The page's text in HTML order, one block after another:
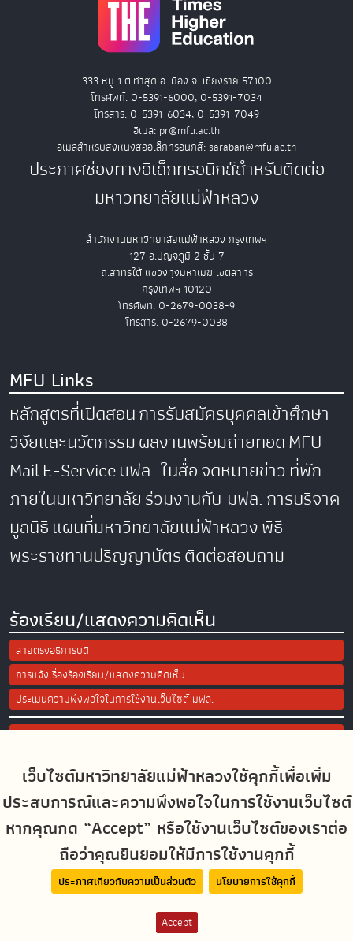
เว็บไซต์มหาวิทยาลัยแม่ฟ้าหลวงใช้คุกกี้เพื่อเพิ่ม
ประสบการณ์และความพึงพอใจในการใช้งานเว็บไซต์
หากคุณกด “Accept” หรือใช้งานเว็บไซต์ของเราต่อ
ถือว่าคุณยินยอมให้มีการใช้งานคุกกี้
ประกาศเกี่ยวกับความเป็นส่วนตัว นโยบายการใช้คุกกี้
Accept
333 หมู่ 1 ต.ท่าสุด อ.เมือง จ. เชียงราย 57100
โทรศัพท์. 0-5391-6000, 0-5391-7034
โทรสาร. 0-5391-6034, 0-5391-7049
อีเมล: pr@mfu.ac.th
อีเมลสำหรับส่งหนังสืออิเล็กทรอนิกส์: saraban@mfu.ac.th
ประกาศช่องทางอิเล็กทรอนิกส์สำหรับติดต่อ
มหาวิทยาลัยแม่ฟ้าหลวง
สำนักงานมหาวิทยาลัยแม่ฟ้าหลวง กรุงเทพฯ
127 อ.ปัญจภูมิ 2 ชั้น 7
ถ.สาทรใต้ แขวงทุ่งมหาเมฆ เขตสาทร
กรุงเทพฯ 10120
โทรศัพท์. 0-2679-0038-9
โทรสาร. 0-2679-0038
MFU Links
หลักสูตรที่เปิดสอนการรับสมัครบุคคลเข้าศึกษา
วิจัยและนวัตกรรมผลงานพร้อมถ่ายทอดMFU
MailE-Serviceมฟล. ในสื่อจดหมายข่าวที่พัก
ภายในมหาวิทยาลัยร่วมงานกับ มฟล.การบริจาค
มูลนิธิแผนที่มหาวิทยาลัยแม่ฟ้าหลวงพิธี
พระราชทานปริญญาบัตรติดต่อสอบถาม
ร้องเรียน/แสดงความคิดเห็น
สายตรงอธิการบดี
การแจ้งเรื่องร้องเรียน/แสดงความคิดเห็น
ประเมินความพึงพอใจในการใช้งานเว็บไซต์ มฟล.
Site Map
Social Media
MFUconnect